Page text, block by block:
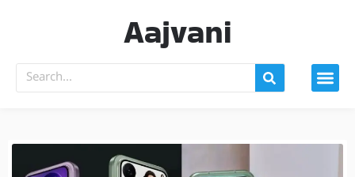
Aajvani